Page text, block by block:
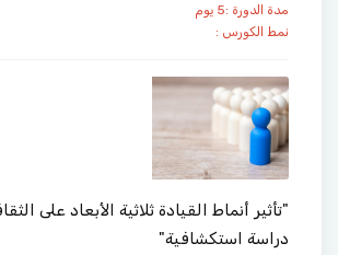
مدة الدورة :5 يوم
نمط الكورس :
"تأثير أنماط القيادة ثلاثية الأبعاد على
دراسة استكشافية"